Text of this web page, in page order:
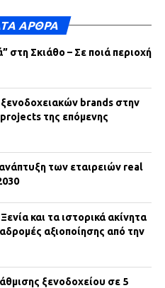
ΆΡΘΡΑ
στη Σκιάθο – Σε ποιά περιοχή
brands στην
της επόμενης
των εταιρειών real
και τα ιστορικά ακίνητα
αξιοποίησης από την
ξενοδοχείου σε 5